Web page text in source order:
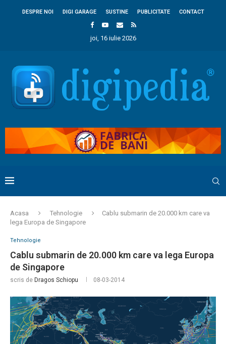
DESPRE NOI DIGI GARAGE SUSTINE PUBLICITATE CONTACT
joi, 16 iulie 2026
Acasa Tehnologie
Cablu submarin de 20.000 km care va
lega Europa de Singapore
Tehnologie
Cablu submarin de 20.000 km care va lega Europa
de Singapore
scris de Dragos Schiopu 08-03-2014